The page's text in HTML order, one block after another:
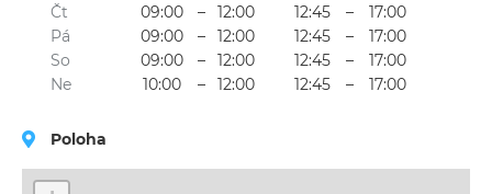
Čt
09:00 – 12:00 12:45 –
17:00
Pá
09:00 – 12:00 12:45 –
17:00
So
09:00 – 12:00 12:45 –
17:00
Ne
10:00 – 12:00 12:45 – 17:00
Poloha